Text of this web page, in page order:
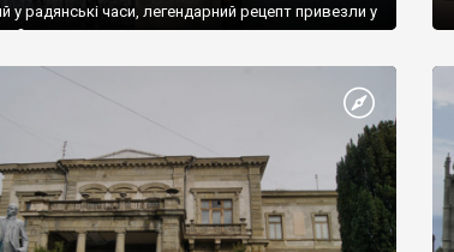
у радянські часи, легендарний рецепт привезли у